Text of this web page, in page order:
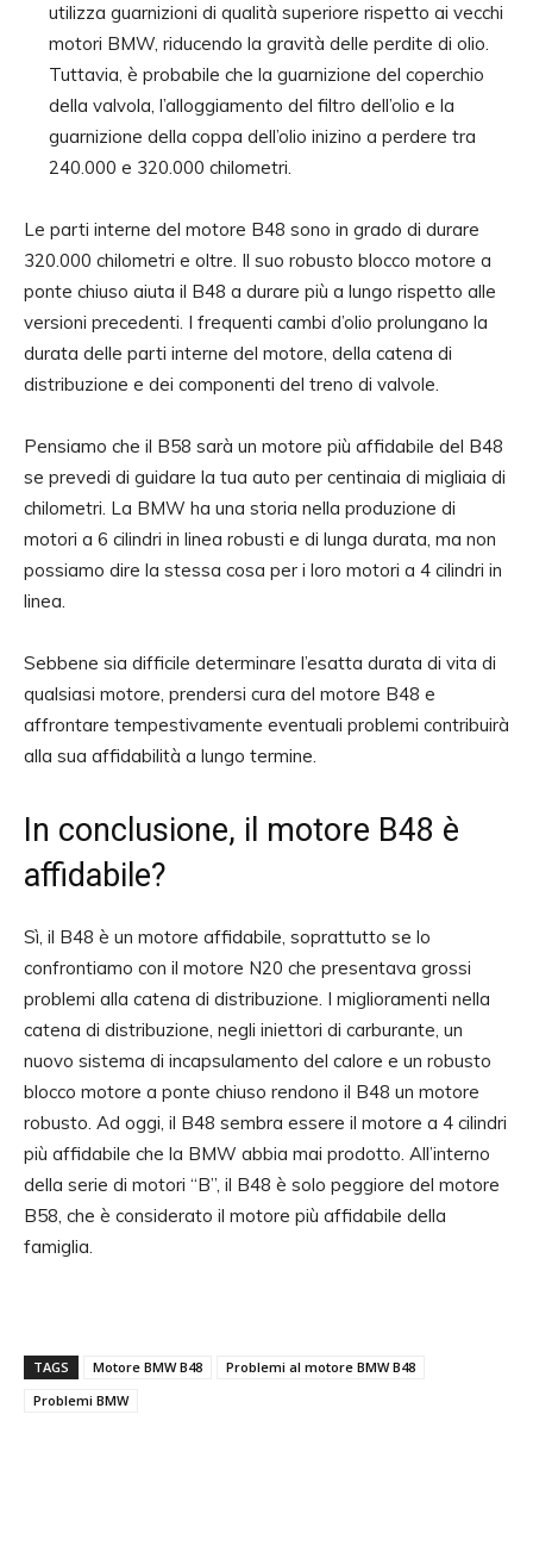
utilizza guarnizioni di qualità superiore rispetto ai vecchi
motori BMW, riducendo la gravità delle perdite di olio.
Tuttavia, è probabile che la guarnizione del coperchio
della valvola, l’alloggiamento del filtro dell’olio e la
guarnizione della coppa dell’olio inizino a perdere tra
240.000 e 320.000 chilometri.
Le parti interne del motore B48 sono in grado di durare
320.000 chilometri e oltre. Il suo robusto blocco motore a
ponte chiuso aiuta il B48 a durare più a lungo rispetto alle
versioni precedenti. I frequenti cambi d’olio prolungano la
durata delle parti interne del motore, della catena di
distribuzione e dei componenti del treno di valvole.
Pensiamo che il B58 sarà un motore più affidabile del B48
se prevedi di guidare la tua auto per centinaia di migliaia di
chilometri. La BMW ha una storia nella produzione di
motori a 6 cilindri in linea robusti e di lunga durata, ma non
possiamo dire la stessa cosa per i loro motori a 4 cilindri in
linea.
Sebbene sia difficile determinare l’esatta durata di vita di
qualsiasi motore, prendersi cura del motore B48 e
affrontare tempestivamente eventuali problemi contribuirà
alla sua affidabilità a lungo termine.
In conclusione, il motore B48 è
affidabile?
Sì, il B48 è un motore affidabile, soprattutto se lo
confrontiamo con il motore N20 che presentava grossi
problemi alla catena di distribuzione. I miglioramenti nella
catena di distribuzione, negli iniettori di carburante, un
nuovo sistema di incapsulamento del calore e un robusto
blocco motore a ponte chiuso rendono il B48 un motore
robusto. Ad oggi, il B48 sembra essere il motore a 4 cilindri
più affidabile che la BMW abbia mai prodotto. All’interno
della serie di motori “B”, il B48 è solo peggiore del motore
B58, che è considerato il motore più affidabile della
famiglia.
TAGS Motore BMW B48
Problemi al motore BMW B48
Problemi BMW